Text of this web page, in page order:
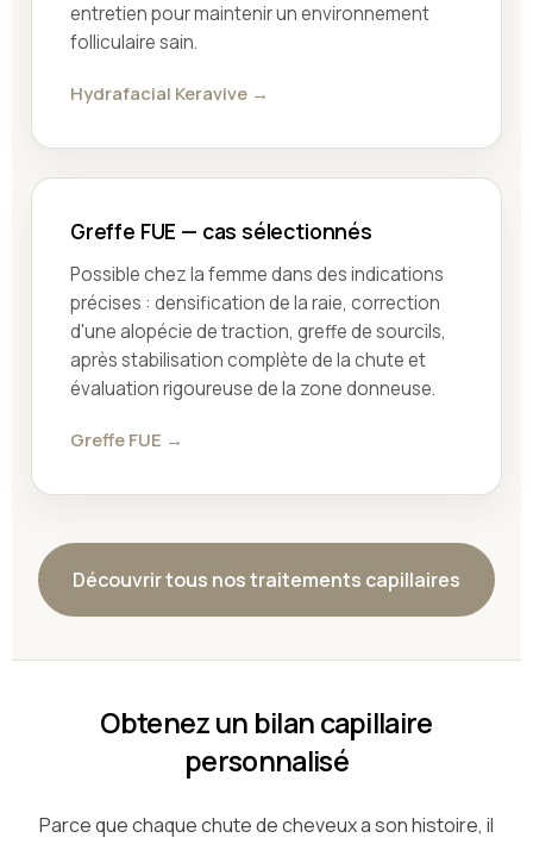
entretien pour maintenir un environnement
folliculaire sain.
Hydrafacial Keravive →
Greffe FUE — cas sélectionnés
Possible chez la femme dans des indications
précises : densification de la raie, correction
d'une alopécie de traction, greffe de sourcils,
après stabilisation complète de la chute et
évaluation rigoureuse de la zone donneuse.
Greffe FUE →
Découvrir tous nos traitements capillaires
Obtenez un bilan capillaire
personnalisé
Parce que chaque chute de cheveux a son histoire, il